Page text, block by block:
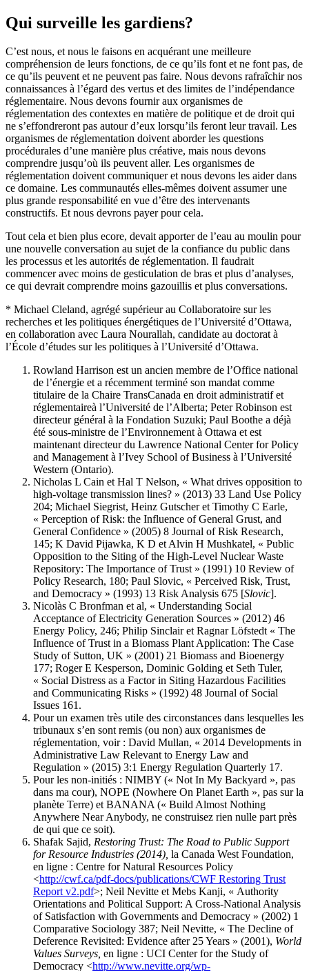
Qui surveille les gardiens?
C’est nous, et nous le faisons en acquérant une meilleure
compréhension de leurs fonctions, de ce qu’ils font et ne font pas, de
ce qu’ils peuvent et ne peuvent pas faire. Nous devons rafraîchir nos
connaissances à l’égard des vertus et des limites de l’indépendance
réglementaire. Nous devons fournir aux organismes de
réglementation des contextes en matière de politique et de droit qui
ne s’effondreront pas autour d’eux lorsqu’ils feront leur travail. Les
organismes de réglementation doivent aborder les questions
procédurales d’une manière plus créative, mais nous devons
comprendre jusqu’où ils peuvent aller. Les organismes de
réglementation doivent communiquer et nous devons les aider dans
ce domaine. Les communautés elles-mêmes doivent assumer une
plus grande responsabilité en vue d’être des intervenants
constructifs. Et nous devrons payer pour cela.
Tout cela et bien plus ecore, devait apporter de l’eau au moulin pour
une nouvelle conversation au sujet de la confiance du public dans
les processus et les autorités de réglementation. Il faudrait
commencer avec moins de gesticulation de bras et plus d’analyses,
ce qui devrait comprendre moins gazouillis et plus conversations.
* Michael Cleland, agrégé supérieur au Collaboratoire sur les
recherches et les politiques énergétiques de l’Université d’Ottawa,
en collaboration avec Laura Nourallah, candidate au doctorat à
l’École d’études sur les politiques à l’Université d’Ottawa.
Rowland Harrison est un ancien membre de l’Office national
de l’énergie et a récemment terminé son mandat comme
titulaire de la Chaire TransCanada en droit administratif et
réglementaireà l’Université de l’Alberta; Peter Robinson est
directeur général à la Fondation Suzuki; Paul Boothe a déjà
été sous-ministre de l’Environnement à Ottawa et est
maintenant directeur du Lawrence National Center for Policy
and Management à l’Ivey School of Business à l’Université
Western (Ontario).
Nicholas L Cain et Hal T Nelson, « What drives opposition to
high-voltage transmission lines? » (2013) 33 Land Use Policy
204; Michael Siegrist, Heinz Gutscher et Timothy C Earle,
« Perception of Risk: the Influence of General Grust, and
General Confidence » (2005) 8 Journal of Risk Research,
145; K David Pijawka, K D et Alvin H Mushkatel, « Public
Opposition to the Siting of the High‐Level Nuclear Waste
Repository: The Importance of Trust » (1991) 10 Review of
Policy Research, 180; Paul Slovic, « Perceived Risk, Trust,
and Democracy » (1993) 13 Risk Analysis 675 [Slovic].
Nicolàs C Bronfman et al, « Understanding Social
Acceptance of Electricity Generation Sources » (2012) 46
Energy Policy, 246; Philip Sinclair et Ragnar Löfstedt « The
Influence of Trust in a Biomass Plant Application: The Case
Study of Sutton, UK » (2001) 21 Biomass and Bioenergy
177; Roger E Kesperson, Dominic Golding et Seth Tuler,
« Social Distress as a Factor in Siting Hazardous Facilities
and Communicating Risks » (1992) 48 Journal of Social
Issues 161.
Pour un examen très utile des circonstances dans lesquelles les
tribunaux s’en sont remis (ou non) aux organismes de
réglementation, voir : David Mullan, « 2014 Developments in
Administrative Law Relevant to Energy Law and
Regulation » (2015) 3:1 Energy Regulation Quarterly 17.
Pour les non-initiés : NIMBY (« Not In My Backyard », pas
dans ma cour), NOPE (Nowhere On Planet Earth », pas sur la
planète Terre) et BANANA (« Build Almost Nothing
Anywhere Near Anybody, ne construisez rien nulle part près
de qui que ce soit).
Shafak Sajid, Restoring Trust: The Road to Public Support
for Resource Industries (2014), la Canada West Foundation,
en ligne : Centre for Natural Resources Policy
<http://cwf.ca/pdf-docs/publications/CWF Restoring Trust
Report v2.pdf>; Neil Nevitte et Mebs Kanji, « Authority
Orientations and Political Support: A Cross-National Analysis
of Satisfaction with Governments and Democracy » (2002) 1
Comparative Sociology 387; Neil Nevitte, « The Decline of
Deference Revisited: Evidence after 25 Years » (2001), World
Values Surveys, en ligne : UCI Center for the Study of
Democracy <http://www.nevitte.org/wp-